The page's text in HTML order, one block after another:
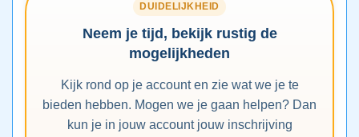
DUIDELIJKHEID
Neem je tijd, bekijk rustig de
mogelijkheden
Kijk rond op je account en zie wat we je te
bieden hebben. Mogen we je gaan helpen? Dan
kun je in jouw account jouw inschrijving